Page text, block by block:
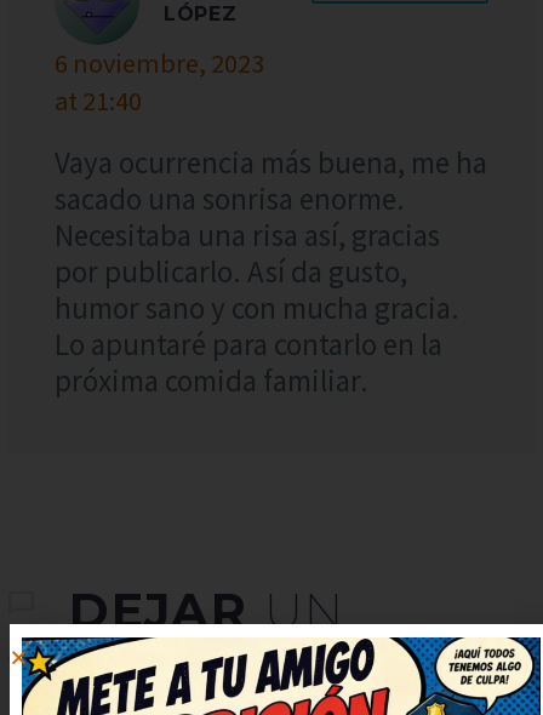
LÓPEZ
6 noviembre, 2023
at 21:40
Vaya ocurrencia más buena, me ha
sacado una sonrisa enorme.
Necesitaba una risa así, gracias
por publicarlo. Así da gusto,
humor sano y con mucha gracia.
Lo apuntaré para contarlo en la
próxima comida familiar.
DEJARUN
COMENTARIO